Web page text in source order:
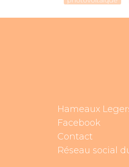
Hameaux
Facebook
Contact
Réseau social